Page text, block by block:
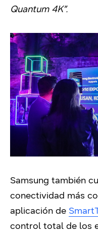
Quantum 4K”.
Samsung también
conectividad más
aplicación de
control total de los